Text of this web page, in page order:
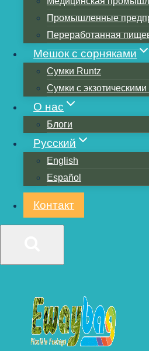
Промышленные
Переработанная
Мешок с сорняками
Сумки Runtz
Сумки с
О нас
Блоги
Русский
English
Español
Контакт